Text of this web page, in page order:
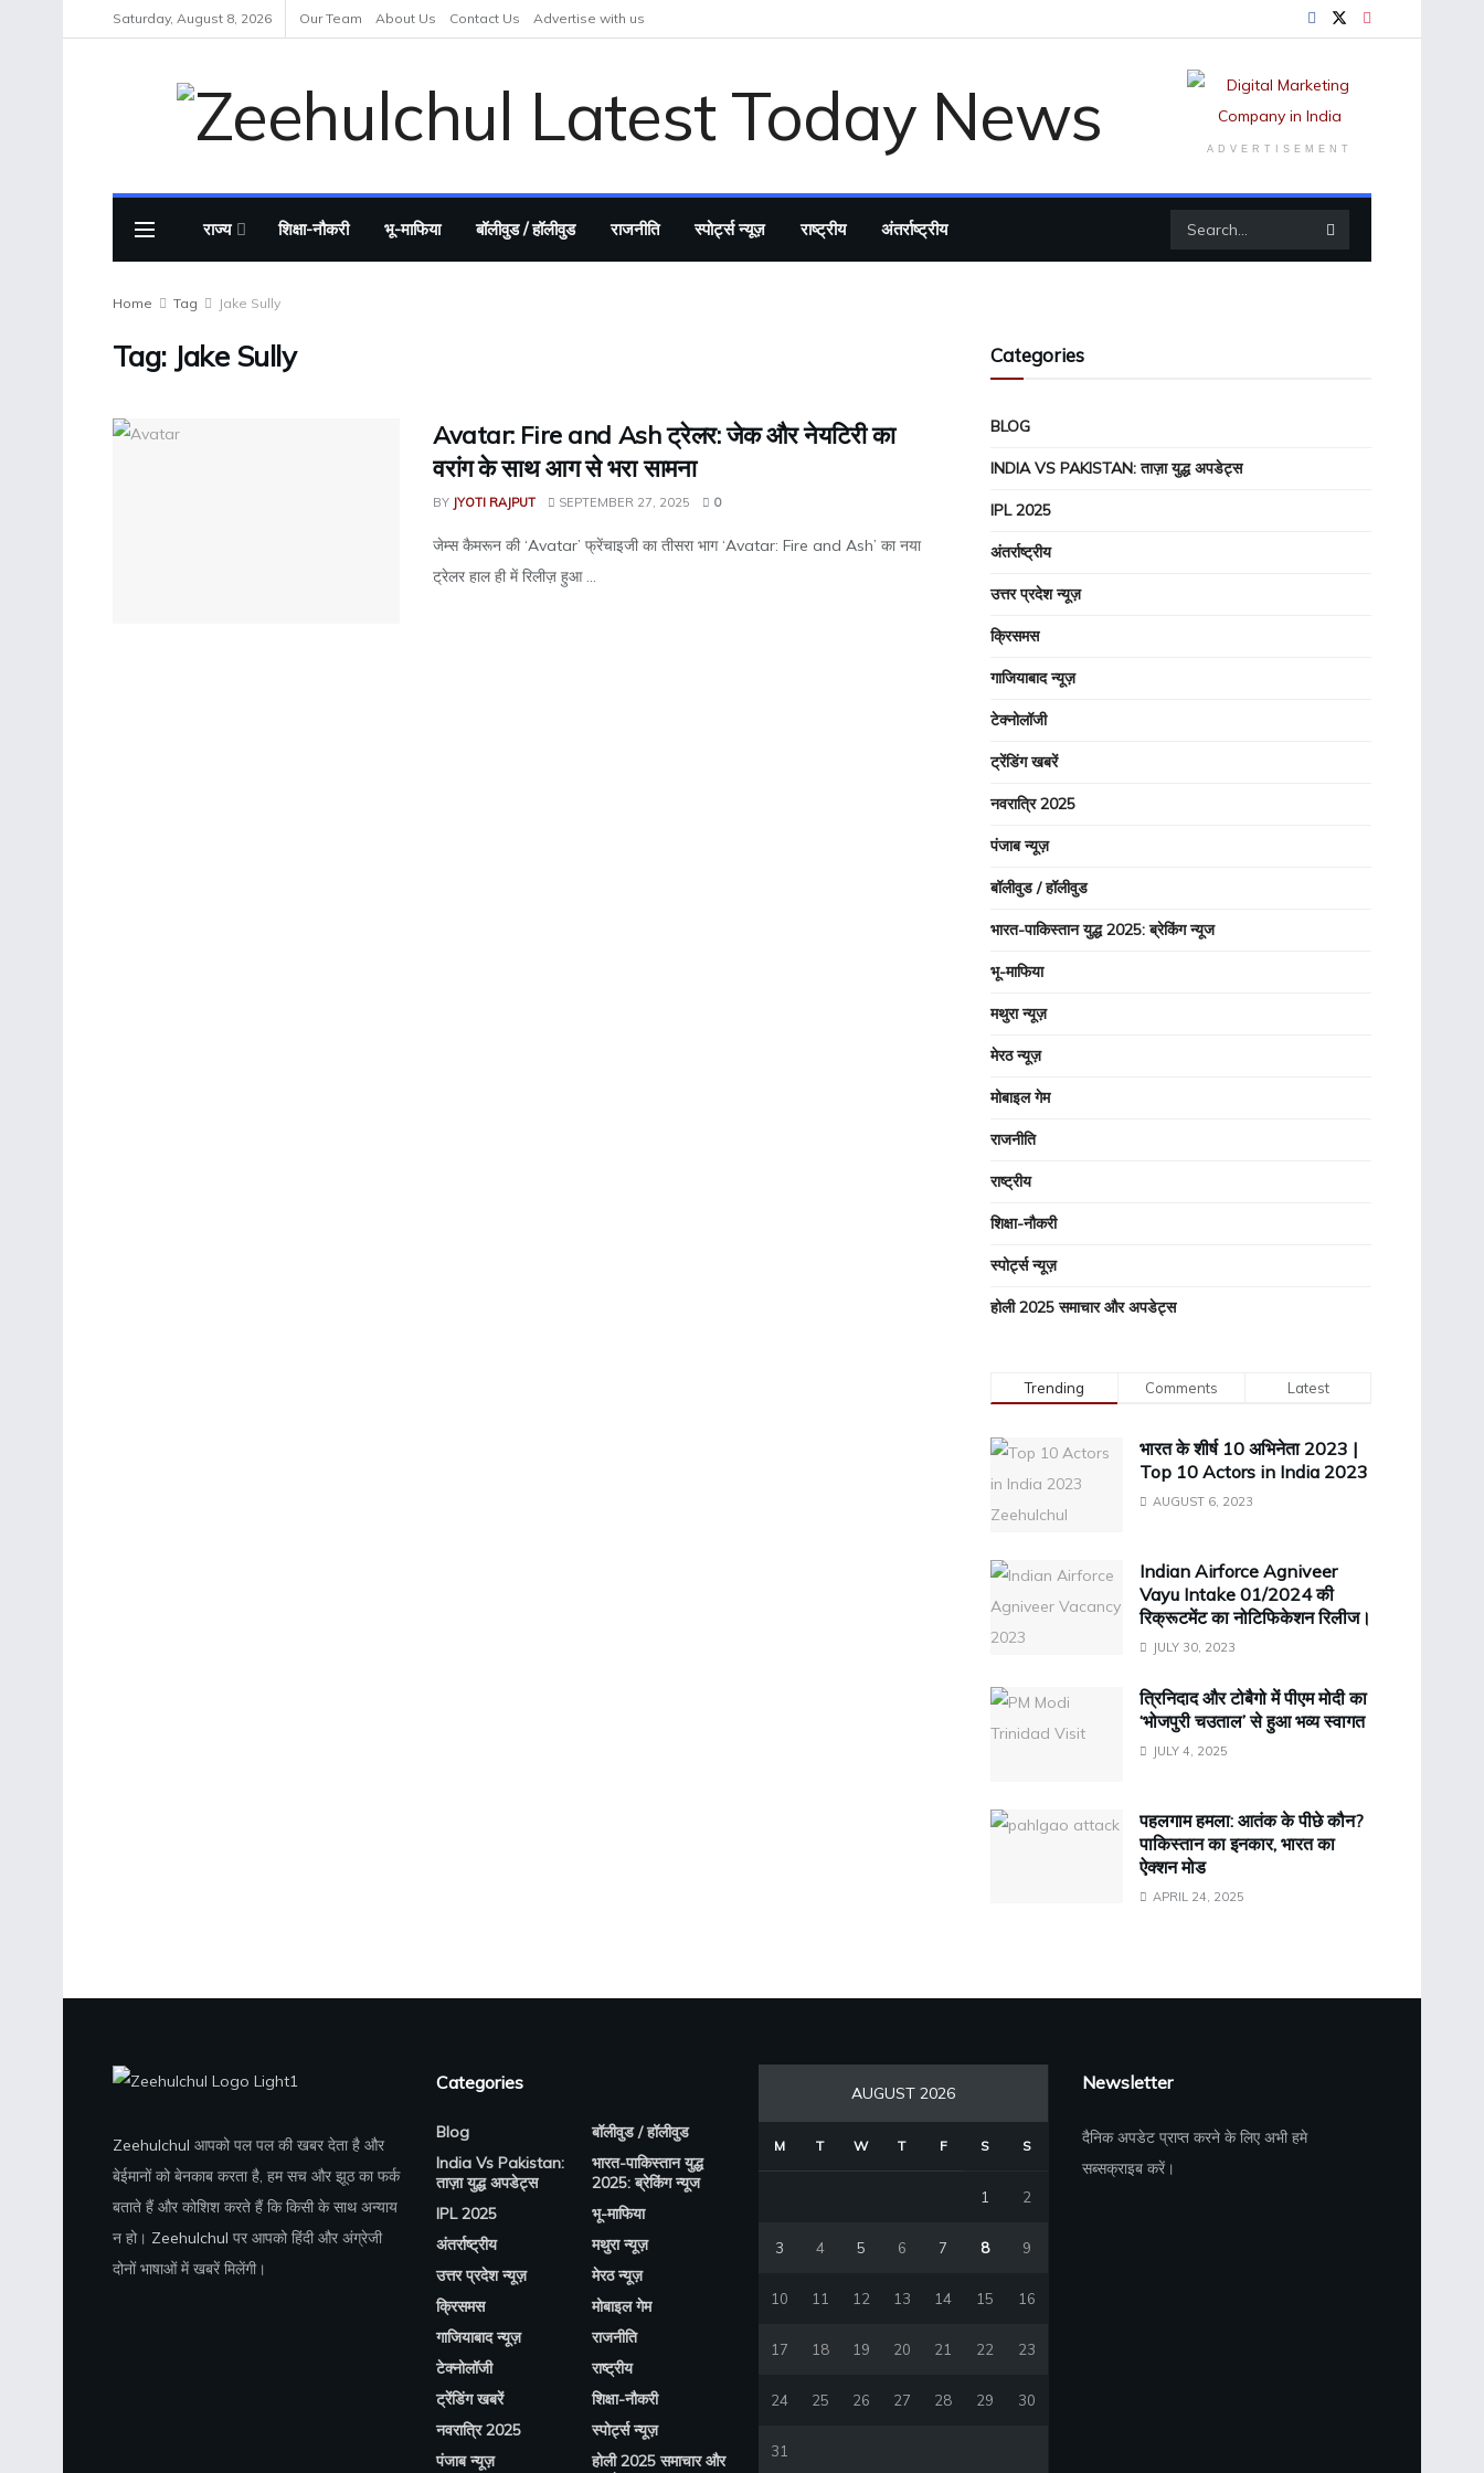
Saturday, August 8, 2026 Our Team About Us Contact Us Advertise with us
ADVERTISEMENT
राज्य शिक्षा-नौकरी भू-माफिया बॉलीवुड / हॉलीवुड राजनीति स्पोर्ट्स न्यूज़ राष्ट्रीय अंतर्राष्ट्रीय
Home Tag Jake Sully
Tag: Jake Sully
Avatar: Fire and Ash ट्रेलर: जेक और नेयटिरी का
वरांग के साथ आग से भरा सामना
BY JYOTI RAJPUT SEPTEMBER 27, 2025 0
जेम्स कैमरून की ‘Avatar’ फ्रेंचाइजी का तीसरा भाग ‘Avatar: Fire and Ash’ का नया
ट्रेलर हाल ही में रिलीज़ हुआ ...
Categories
BLOG
INDIA VS PAKISTAN: ताज़ा युद्ध अपडेट्स
IPL 2025
अंतर्राष्ट्रीय
उत्तर प्रदेश न्यूज़
क्रिसमस
गाजियाबाद न्यूज़
टेक्नोलॉजी
ट्रेंडिंग खबरें
नवरात्रि 2025
पंजाब न्यूज़
बॉलीवुड / हॉलीवुड
भारत-पाकिस्तान युद्ध 2025: ब्रेकिंग न्यूज
भू-माफिया
मथुरा न्यूज़
मेरठ न्यूज़
मोबाइल गेम
राजनीति
राष्ट्रीय
शिक्षा-नौकरी
स्पोर्ट्स न्यूज़
होली 2025 समाचार और अपडेट्स
Trending Comments Latest
भारत के शीर्ष 10 अभिनेता 2023 |
Top 10 Actors in India 2023
AUGUST 6, 2023
Indian Airforce Agniveer
Vayu Intake 01/2024 की
रिक्रूटमेंट का नोटिफिकेशन रिलीज।
JULY 30, 2023
त्रिनिदाद और टोबैगो में पीएम मोदी का
‘भोजपुरी चउताल’ से हुआ भव्य स्वागत
JULY 4, 2025
पहलगाम हमला: आतंक के पीछे कौन?
पाकिस्तान का इनकार, भारत का
ऐक्शन मोड
APRIL 24, 2025
Zeehulchul आपको पल पल की खबर देता है और
बेईमानों को बेनकाब करता है, हम सच और झूठ का फर्क
बताते हैं और कोशिश करते हैं कि किसी के साथ अन्याय
न हो। Zeehulchul पर आपको हिंदी और अंग्रेजी
दोनों भाषाओं में खबरें मिलेंगी।
Categories
Blog
India Vs Pakistan:
ताज़ा युद्ध अपडेट्स
IPL 2025
अंतर्राष्ट्रीय
उत्तर प्रदेश न्यूज़
क्रिसमस
गाजियाबाद न्यूज़
टेक्नोलॉजी
ट्रेंडिंग खबरें
नवरात्रि 2025
पंजाब न्यूज़
बॉलीवुड / हॉलीवुड
भारत-पाकिस्तान युद्ध
2025: ब्रेकिंग न्यूज
भू-माफिया
मथुरा न्यूज़
मेरठ न्यूज़
मोबाइल गेम
राजनीति
राष्ट्रीय
शिक्षा-नौकरी
स्पोर्ट्स न्यूज़
होली 2025 समाचार और
AUGUST 2026
M T W T F S S
1 2
3 4 5 6 7 8 9
10 11 12 13 14 15 16
17 18 19 20 21 22 23
24 25 26 27 28 29 30
31
Newsletter
दैनिक अपडेट प्राप्त करने के लिए अभी हमे
सब्सक्राइब करें।